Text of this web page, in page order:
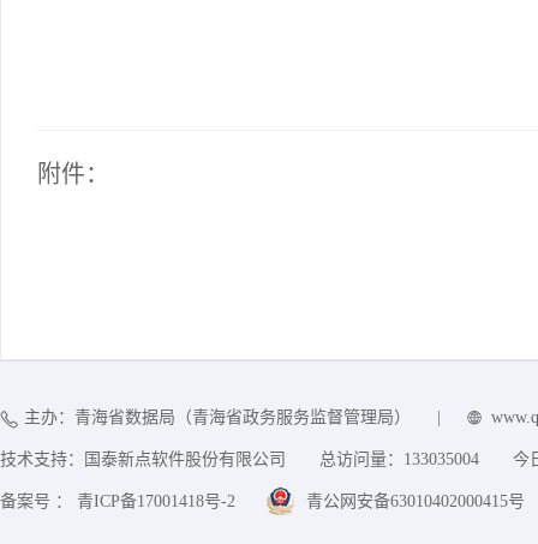
附件：
主办：青海省数据局（青海省政务服务监督管理局）
技术支持：国泰新点软件股份有限公司 总访问量： 133035004 今
备案号 ： 青ICP备17001418号-2 青公网安备63010402000415号